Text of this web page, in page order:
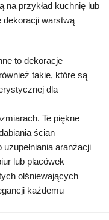
na przykład kuchnię lub
dekoracji warstwą
to dekoracje
takie, które są
dla
Te piękne
ścian
aranżacji
lub placówek
olśniewających
każdemu